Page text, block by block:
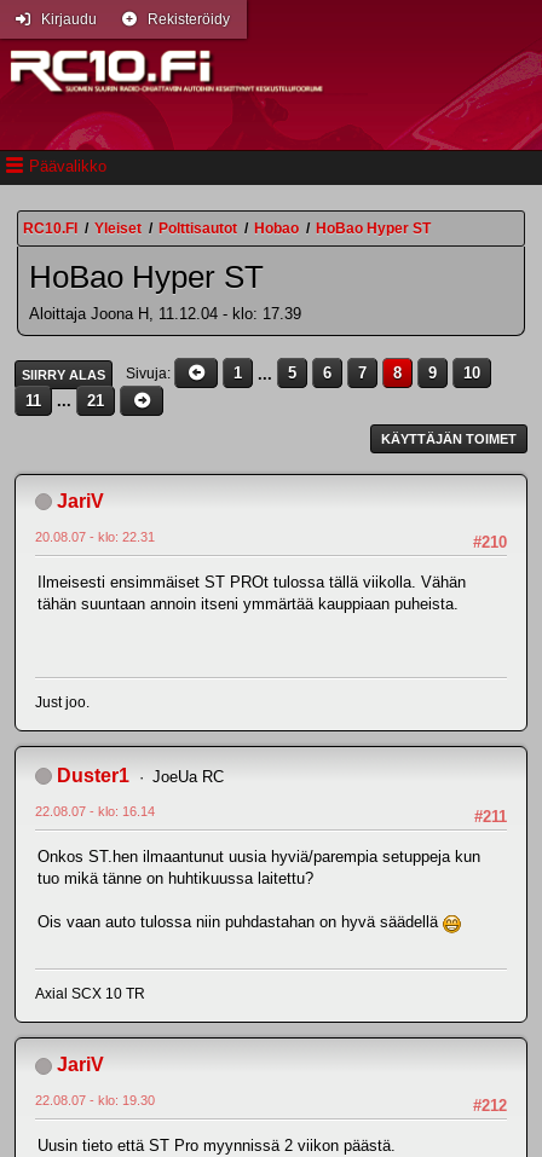
Päävalikko
Kirjaudu Rekisteröidy
RC10.FI / Yleiset / Polttisautot / Hobao / HoBao Hyper ST
HoBao Hyper ST
Aloittaja Joona H, 11.12.04 - klo: 17.39
SIIRRY ALAS Sivuja 1 ... 5 6 7 8 9
10
11
... 21
KÄYTTÄJÄN TOIMET
JariV
#210
20.08.07 - klo: 22.31
Ilmeisesti ensimmäiset ST PROt tulossa tällä viikolla. Vähän
tähän suuntaan annoin itseni ymmärtää kauppiaan puheista.
Just joo.
Duster1 JoeUa RC
#211
22.08.07 - klo: 16.14
Onkos ST.hen ilmaantunut uusia hyviä/parempia setuppeja kun
tuo mikä tänne on huhtikuussa laitettu?
Ois vaan auto tulossa niin puhdastahan on hyvä säädellä
Axial SCX 10 TR
JariV
#212
22.08.07 - klo: 19.30
Uusin tieto että ST Pro myynnissä 2 viikon päästä.